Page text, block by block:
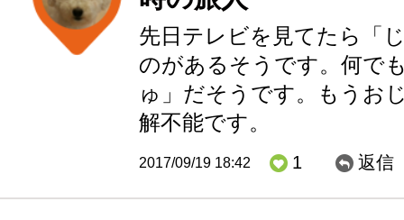
先日テレビを見てたら「
のがあるそうです。何で
ゅ」だそうです。もうお
解不能です。
2017/09/19 18:42 1 返信